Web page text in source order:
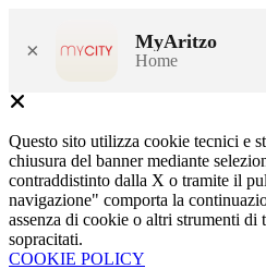
× MyAritzo
Home
Questo sito utilizza cookie tecnici e
chiusura del banner mediante
contraddistinto dalla X o tramite il
navigazione" comporta la
assenza di cookie o altri strumenti di
sopracitati.
COOKIE POLICY